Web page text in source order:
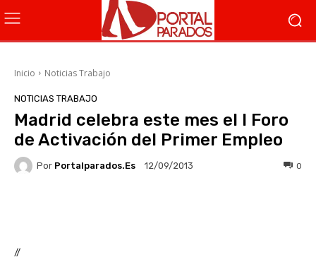
Inicio Noticias Trabajo
NOTICIAS TRABAJO
Madrid celebra este mes el I Foro
de Activación del Primer Empleo
Por Portalparados.es 12/09/2013 0
//